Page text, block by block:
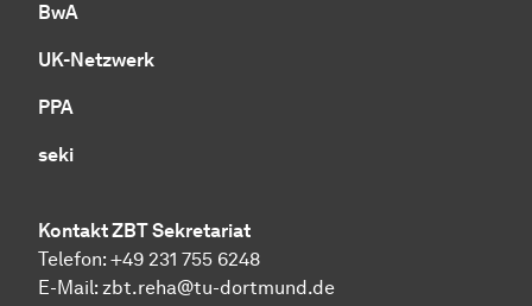
BwA
UK-Netzwerk
PPA
seki
Kontakt ZBT Sekretariat
Telefon: +49 231 755 6248
E-Mail: zbt.reha@tu-dortmund.de